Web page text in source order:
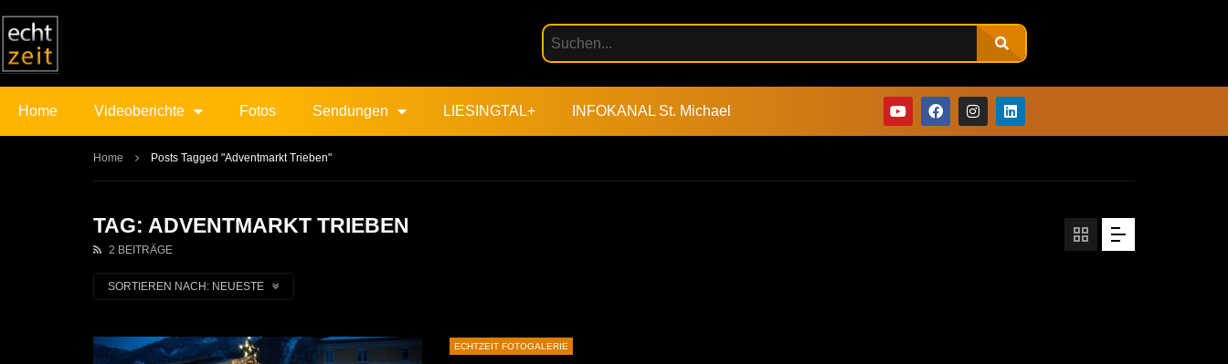
Home Videoberichte Fotos Sendungen LIESINGTAL+ INFOKANAL St. Michael
Home Posts Tagged "Adventmarkt Trieben"
TAG: ADVENTMARKT TRIEBEN
2 BEITRÄGE
SORTIEREN NACH: NEUESTE
ECHTZEIT FOTOGALERIE